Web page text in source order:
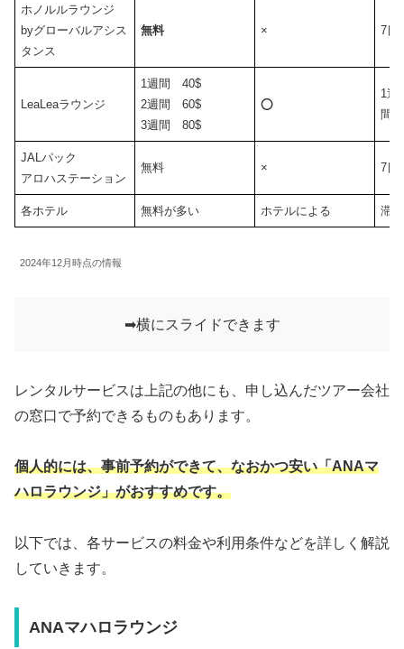
ホノルルラウンジ
byグローバルアシス
タンス
無料 × 7日
LeaLeaラウンジ
1週間 40$
2週間 60$
3週間 80$
⭕️
1週
間
JALパック
アロハステーション
無料 × 7日
各ホテル 無料が多い ホテルによる 滞
2024年12月時点の情報
➡︎横にスライドできます
レンタルサービスは上記の他にも、申し込んだツアー会社
の窓口で予約できるものもあります。
個人的には、事前予約ができて、なおかつ安い「ANAマ
ハロラウンジ」がおすすめです。
以下では、各サービスの料金や利用条件などを詳しく解説
していきます。
ANAマハロラウンジ